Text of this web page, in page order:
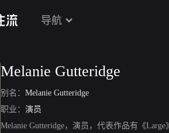
导航
Melanie Gutteridge
别名： Melanie Gutteridge
职业： 演员
Melanie Gutteridge，演员，代表作品有《